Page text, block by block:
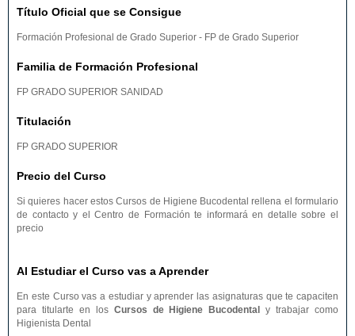
Título Oficial que se Consigue
Formación Profesional de Grado Superior - FP de Grado Superior
Familia de Formación Profesional
FP GRADO SUPERIOR SANIDAD
Titulación
FP GRADO SUPERIOR
Precio del Curso
Si quieres hacer estos Cursos de Higiene Bucodental rellena el formulario
de contacto y el Centro de Formación te informará en detalle sobre el
precio
Al Estudiar el Curso vas a Aprender
En este Curso vas a estudiar y aprender las asignaturas que te capaciten
para titularte en los Cursos de Higiene Bucodental
y trabajar como
Higienista Dental